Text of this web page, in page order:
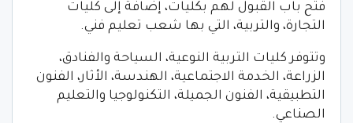
فتح باب القبول لهم بكليات، إضافة إلى كليات
التجارة، والتربية، التي بها شعب تعليم فني.
وتتوفر كليات التربية النوعية، السياحة والفنادق،
الزراعة، الخدمة الاجتماعية، الهندسة، الأثار، الفنون
التطبيقية، الفنون الجميلة، التكنولوجيا والتعليم
الصناعي.